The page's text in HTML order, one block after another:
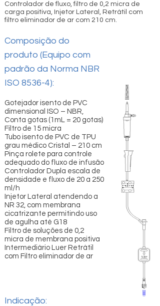
Controlador de fluxo, filtro de 0,2 micra de
carga positiva, Injetor Lateral, Retrátil com
filtro eliminador de ar com 210 cm.
Composição do
produto (Equipo com
padrão da Norma NBR
ISO 8536-4):
Gotejador isento de PVC
dimensional ISO – NBR,
Conta gotas (1mL = 20 gotas)
Filtro de 15 micra
Tubo isento de PVC de TPU
grau médico Cristal – 210 cm
Pinça rolete para controle
adequado do fluxo de infusão
Controlador Dupla escala de
densidade e fluxo de 20 a 250
ml/h
Injetor Lateral atendendo a
NR 32, com membrana
cicatrizante permitindo uso
de agulha até G18
Filtro de soluções de 0,2
micra de membrana positiva
Intermediário Luer Retrátil
com Filtro eliminador de ar
Indicação: